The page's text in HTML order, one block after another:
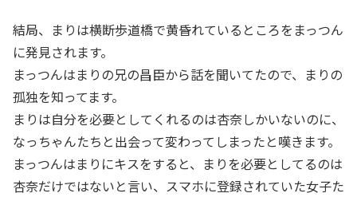
結局、まりは横断歩道橋で黄昏れているところをまっつん
に発見されます。
まっつんはまりの兄の昌臣から話を聞いてたので、まりの
孤独を知ってます。
まりは自分を必要としてくれるのは杏奈しかいないのに、
なっちゃんたちと出会って変わってしまったと嘆きます。
まっつんはまりにキスをすると、まりを必要としてるのは
杏奈だけではないと言い、スマホに登録されていた女子た